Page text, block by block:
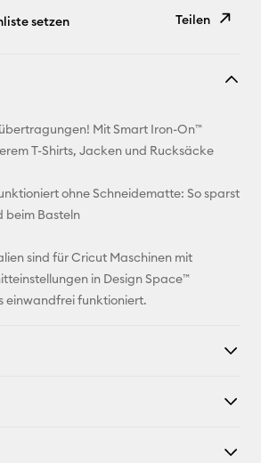
setzen
Teilen
E-Mail-
Adresse
Pinterest
Mit Smart Iron-On™
T-Shirts, Jacken und Rucksäcke
ohne Schneidematte: So sparst
beim Basteln
sind für Cricut Maschinen mit
in Design Space™
einwandfrei funktioniert.